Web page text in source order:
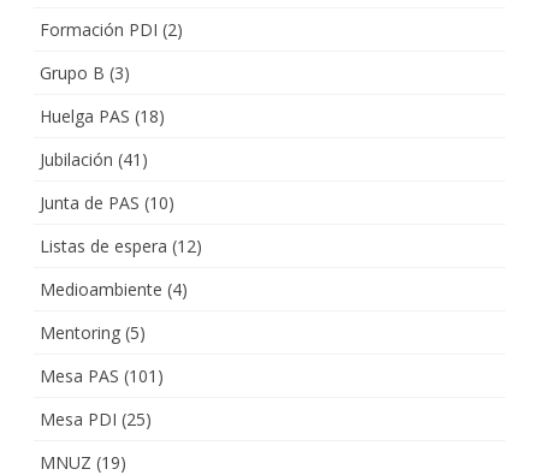
Formación PDI (2)
Grupo B (3)
Huelga PAS (18)
Jubilación (41)
Junta de PAS (10)
Listas de espera (12)
Medioambiente (4)
Mentoring (5)
Mesa PAS (101)
Mesa PDI (25)
MNUZ (19)